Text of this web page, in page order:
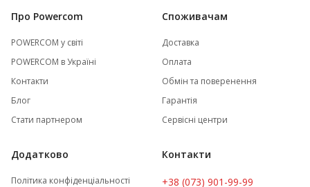
Про Powercom
POWERCOM у світі
POWERCOM в Україні
Контакти
Блог
Стати партнером
Споживачам
Доставка
Оплата
Обмін та поверенення
Гарантія
Сервісні центри
Додатково
Політика конфіденціальності
Контакти
+38 (073) 901-99-99